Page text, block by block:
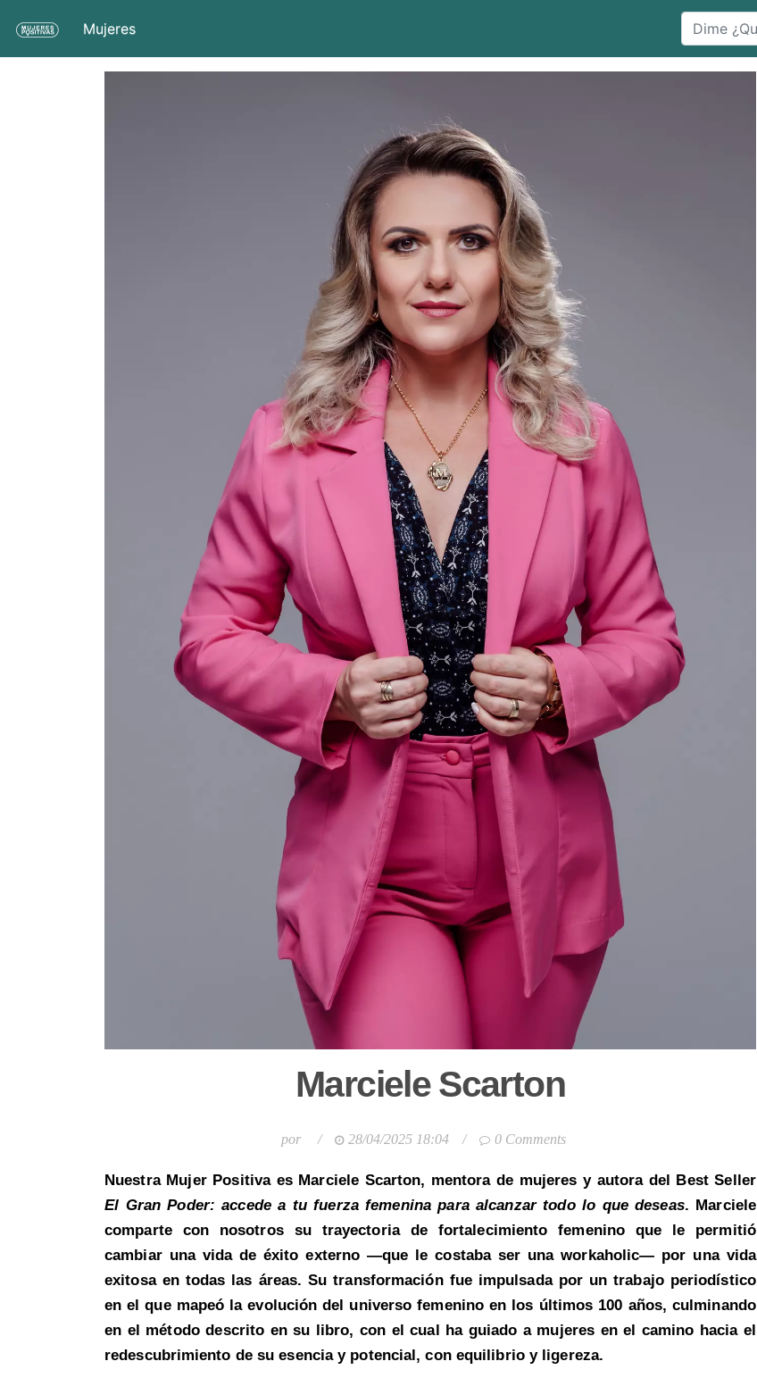
Mujeres
Marciele Scarton
por / 28/04/2025 18:04 / 0 Comments
Nuestra Mujer Positiva es Marciele Scarton, mentora de mujeres y autora del Best Seller
El Gran Poder: accede a tu fuerza femenina para alcanzar todo lo que deseas. Marciele
comparte con nosotros su trayectoria de fortalecimiento femenino que le permitió
cambiar una vida de éxito externo —que le costaba ser una workaholic— por una vida
exitosa en todas las áreas. Su transformación fue impulsada por un trabajo periodístico
en el que mapeó la evolución del universo femenino en los últimos 100 años, culminando
en el método descrito en su libro, con el cual ha guiado a mujeres en el camino hacia el
redescubrimiento de su esencia y potencial, con equilibrio y ligereza.